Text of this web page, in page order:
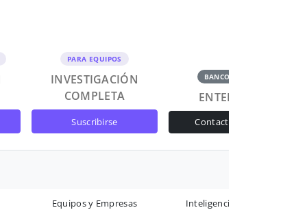
PARA EQUIPOS
INVESTIGACIÓN
COMPLETA
suscribirse
BANCOS Y GOB
ENTERPRISE
contactar ventas
Equipos y Empresas Inteligencia avanzada